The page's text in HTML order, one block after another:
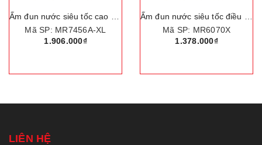
Mã SP: MR7456A-XL
1.906.000₫
Mã SP: MR6070X
1.378.000₫
LIÊN HỆ